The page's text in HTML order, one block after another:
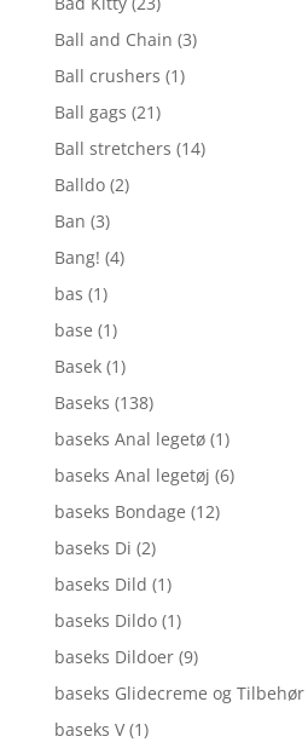
Ball and Chain (3)
Ball crushers (1)
Ball gags (21)
Ball stretchers (14)
Balldo (2)
Ban (3)
Bang! (4)
bas (1)
base (1)
Basek (1)
Baseks (138)
baseks Anal legetø (1)
baseks Anal legetøj (6)
baseks Bondage (12)
baseks Di (2)
baseks Dild (1)
baseks Dildo (1)
baseks Dildoer (9)
baseks Glidecreme og Tilbehør
baseks V (1)